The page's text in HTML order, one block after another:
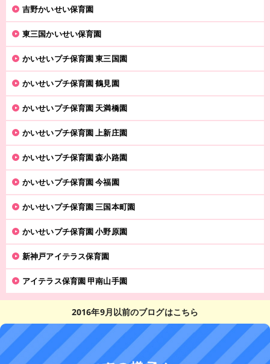
吉野かいせい保育園
東三国かいせい保育園
かいせいプチ保育園 東三国園
かいせいプチ保育園 鶴見園
かいせいプチ保育園 天満橋園
かいせいプチ保育園 上新庄園
かいせいプチ保育園 森小路園
かいせいプチ保育園 今福園
かいせいプチ保育園 三国本町園
かいせいプチ保育園 小野原園
新神戸アイテラス保育園
アイテラス保育園 甲南山手園
2016年9月以前のブログはこちら